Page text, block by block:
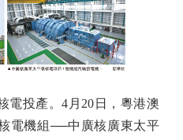
投產。4月20日，粵港澳
電機組──中廣核廣東太平